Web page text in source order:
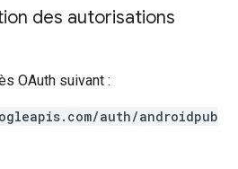
des autorisations
OAuth suivant :
auth/androidpub